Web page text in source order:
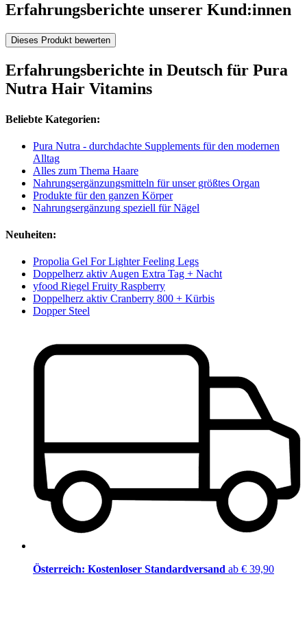
Erfahrungsberichte unserer Kund:innen
Dieses Produkt bewerten
Erfahrungsberichte in Deutsch für Pura
Nutra Hair Vitamins
Beliebte Kategorien:
Pura Nutra - durchdachte Supplements für den modernen
Alltag
Alles zum Thema Haare
Nahrungsergänzungsmitteln für unser größtes Organ
Produkte für den ganzen Körper
Nahrungsergänzung speziell für Nägel
Neuheiten:
Propolia Gel For Lighter Feeling Legs
Doppelherz aktiv Augen Extra Tag + Nacht
yfood Riegel Fruity Raspberry
Doppelherz aktiv Cranberry 800 + Kürbis
Dopper Steel
Österreich: Kostenloser Standardversand ab € 39,90